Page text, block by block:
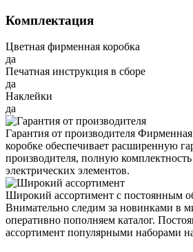
Комплектация
Цветная фирменная коробка
да
Печатная инструкция в сборе
да
Наклейки
да
Гарантия от производителя
коробке обеспечивает расширенную
производителя, полную
электрических элементов.
Широкий ассортимент с постоянным
Внимательно следим за новинками в
оперативно пополняем каталог.
ассортимент популярными наборами